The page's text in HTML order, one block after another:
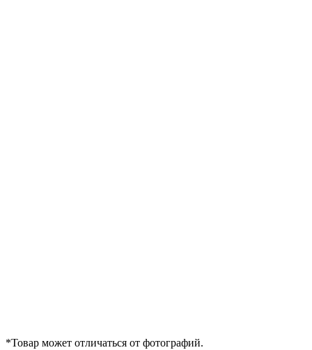
*Товар может отличаться от фотографий.